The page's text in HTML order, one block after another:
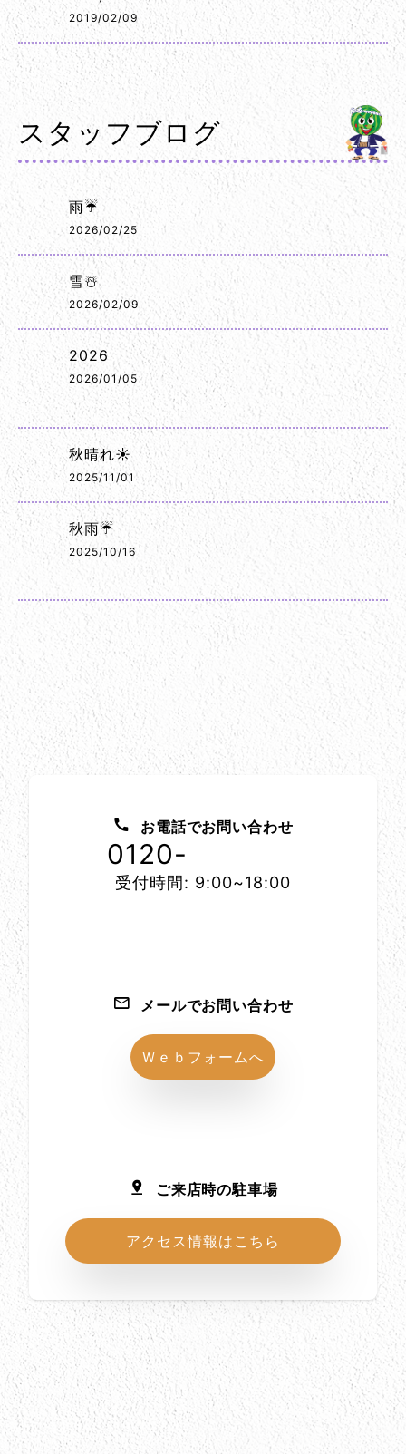
2019/02/09
スタッフブログ
雨☔
2026/02/25
雪☃️
2026/02/09
2026
2026/01/05
秋晴れ☀️
2025/11/01
秋雨☔
2025/10/16
お電話でお問い合わせ
0120-
受付時間: 9:00~18:00
メールでお問い合わせ
Ｗｅｂフォームへ
ご来店時の駐車場
アクセス情報はこちら
所在地